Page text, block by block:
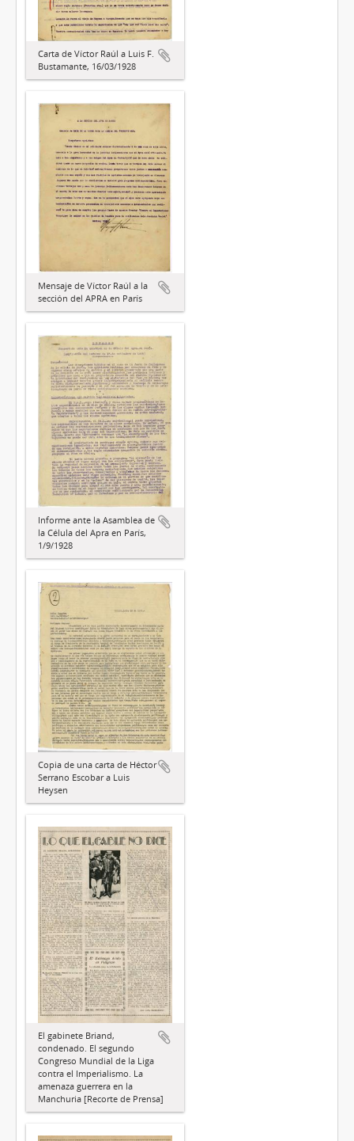
Carta de Víctor Raúl a Luis F.
Bustamante, 16/03/1928
Mensaje de Víctor Raúl a la
sección del APRA en París
Informe ante la Asamblea de
la Célula del Apra en París,
1/9/1928
Copia de una carta de Héctor
Serrano Escobar a Luis
Heysen
El gabinete Briand,
condenado. El segundo
Congreso Mundial de la Liga
contra el Imperialismo. La
amenaza guerrera en la
Manchuria [Recorte de Prensa]